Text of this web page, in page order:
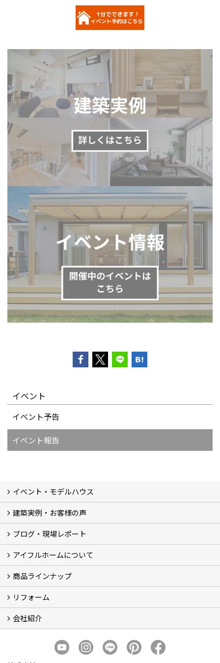
イベント
イベント予告
イベント報告
イベント・モデルハウス
イベント
モデルハウス見学
建築実例・お客様の声
建築実例
お客様の声
ブログ・現場レポート
ブログ
現場レポート
アイフルホームについて
アイフルホームについて (5)
商品ラインナップ
商品ラインナップ
リフォーム
まるごと断熱リフォーム
イベント情報
施工事例
会社紹介
スタッフ紹介
個人情報保護方針